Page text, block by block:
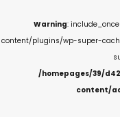
Warning:
content/plugins/wp-super-
/homepages/39/
content/